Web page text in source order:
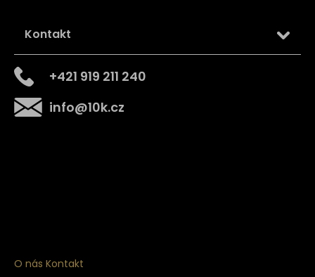
Kontakt
info@10k.cz
+421 919 211 240
O nás Kontakt